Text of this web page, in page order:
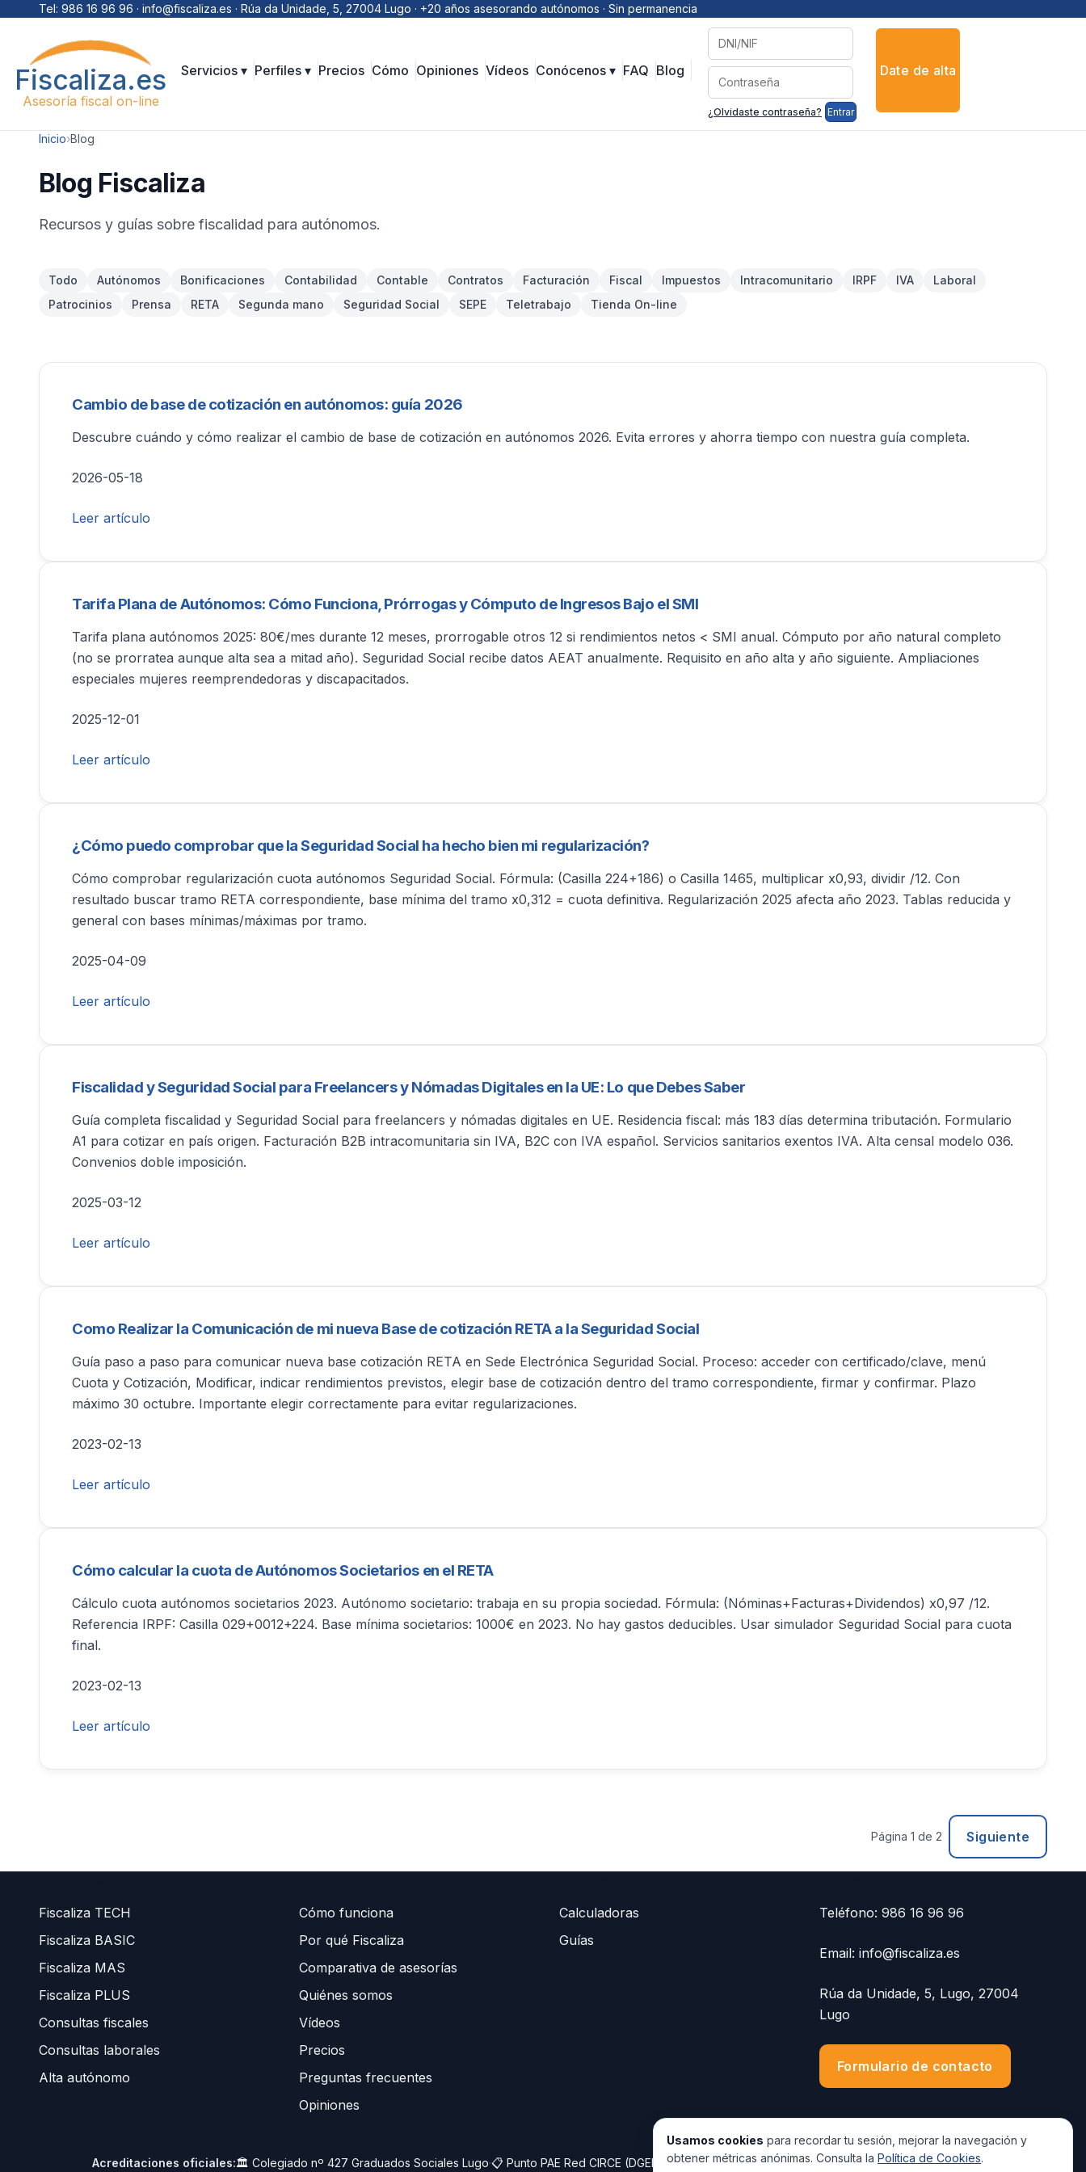
Saltar al contenido
Tel: 986 16 96 96 · info@fiscaliza.es · Rúa da Unidade, 5, 27004 Lugo · +20 años asesorando autónomos · Sin permanencia
Fiscaliza.es
Asesoría fiscal on-line
Servicios ▾ Perfiles ▾ Precios Cómo Opiniones Vídeos Conócenos ▾ FAQ Blog
¿Olvidaste contraseña? Entrar
Date de alta
Inicio›Blog
Blog Fiscaliza
Recursos y guías sobre fiscalidad para autónomos.
Todo Autónomos Bonificaciones Contabilidad Contable Contratos Facturación Fiscal Impuestos Intracomunitario IRPF IVA
Laboral
Patrocinios
Prensa RETA Segunda mano Seguridad Social SEPE Teletrabajo Tienda On-line
Cambio de base de cotización en autónomos: guía 2026
Descubre cuándo y cómo realizar el cambio de base de cotización en autónomos 2026. Evita errores y ahorra tiempo con nuestra guía completa.
2026-05-18
Leer artículo
Tarifa Plana de Autónomos: Cómo Funciona, Prórrogas y Cómputo de Ingresos Bajo el SMI
Tarifa plana autónomos 2025: 80€/mes durante 12 meses, prorrogable otros 12 si rendimientos netos < SMI anual. Cómputo por año natural completo
(no se prorratea aunque alta sea a mitad año). Seguridad Social recibe datos AEAT anualmente. Requisito en año alta y año siguiente. Ampliaciones
especiales mujeres reemprendedoras y discapacitados.
2025-12-01
Leer artículo
¿Cómo puedo comprobar que la Seguridad Social ha hecho bien mi regularización?
Cómo comprobar regularización cuota autónomos Seguridad Social. Fórmula: (Casilla 224+186) o Casilla 1465, multiplicar x0,93, dividir /12. Con
resultado buscar tramo RETA correspondiente, base mínima del tramo x0,312 = cuota definitiva. Regularización 2025 afecta año 2023. Tablas reducida y
general con bases mínimas/máximas por tramo.
2025-04-09
Leer artículo
Fiscalidad y Seguridad Social para Freelancers y Nómadas Digitales en la UE: Lo que Debes Saber
Guía completa fiscalidad y Seguridad Social para freelancers y nómadas digitales en UE. Residencia fiscal: más 183 días determina tributación. Formulario
A1 para cotizar en país origen. Facturación B2B intracomunitaria sin IVA, B2C con IVA español. Servicios sanitarios exentos IVA. Alta censal modelo 036.
Convenios doble imposición.
2025-03-12
Leer artículo
Como Realizar la Comunicación de mi nueva Base de cotización RETA a la Seguridad Social
Guía paso a paso para comunicar nueva base cotización RETA en Sede Electrónica Seguridad Social. Proceso: acceder con certificado/clave, menú
Cuota y Cotización, Modificar, indicar rendimientos previstos, elegir base de cotización dentro del tramo correspondiente, firmar y confirmar. Plazo
máximo 30 octubre. Importante elegir correctamente para evitar regularizaciones.
2023-02-13
Leer artículo
Cómo calcular la cuota de Autónomos Societarios en el RETA
Cálculo cuota autónomos societarios 2023. Autónomo societario: trabaja en su propia sociedad. Fórmula: (Nóminas+Facturas+Dividendos) x0,97 /12.
Referencia IRPF: Casilla 029+0012+224. Base mínima societarios: 1000€ en 2023. No hay gastos deducibles. Usar simulador Seguridad Social para cuota
final.
2023-02-13
Leer artículo
Página 1 de 2 Siguiente
Fiscaliza TECH
Fiscaliza BASIC
Fiscaliza MAS
Fiscaliza PLUS
Consultas fiscales
Consultas laborales
Alta autónomo
Cómo funciona
Por qué Fiscaliza
Comparativa de asesorías
Quiénes somos
Vídeos
Precios
Preguntas frecuentes
Opiniones
Calculadoras
Guías
Teléfono: 986 16 96 96
Email: info@fiscaliza.es
Rúa da Unidade, 5, Lugo, 27004
Lugo
Formulario de contacto
Acreditaciones oficiales:🏛️ Colegiado nº 427 Graduados Sociales Lugo·📋 Punto PAE Red CIRCE (DGEIPYME)·🏦 Sistema RED nº 2700345·📑 Colaborador Social AEAT
Usamos cookies para recordar tu sesión, mejorar la navegación y
obtener métricas anónimas. Consulta la Política de Cookies.